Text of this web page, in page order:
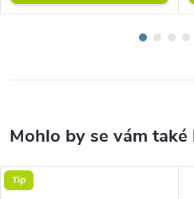
Tip